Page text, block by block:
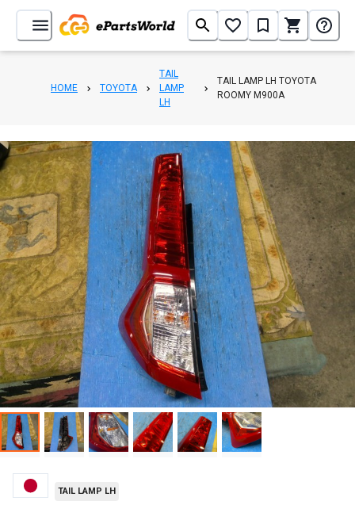
HOME TOYOTA
TAIL
LAMP
LH
TAIL LAMP LH TOYOTA
ROOMY M900A
1/6
TAIL LAMP LH